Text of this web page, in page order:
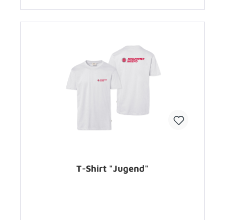
T-Shirt "Jugend"